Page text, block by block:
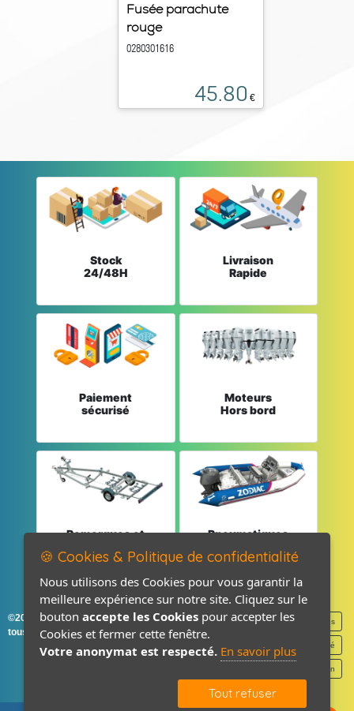
Fusée parachute
rouge
0280301616
45.80 €
Stock
24/48H
Livraison
Rapide
Paiement
sécurisé
Moteurs
Hors bord
Remorques et
Pneumatiques
©2026-2027 France Accastillage
tous droits réservés
Mentions légales
Politique de confidentialité
Contact / Plan
🍪 Cookies & Politique de confidentialité
Nous utilisons des Cookies pour vous garantir la
meilleure expérience sur notre site. Cliquez sur le
bouton accepte les Cookies pour accepter les
Cookies et fermer cette fenêtre.
Votre anonymat est respecté. En savoir plus
Tout refuser